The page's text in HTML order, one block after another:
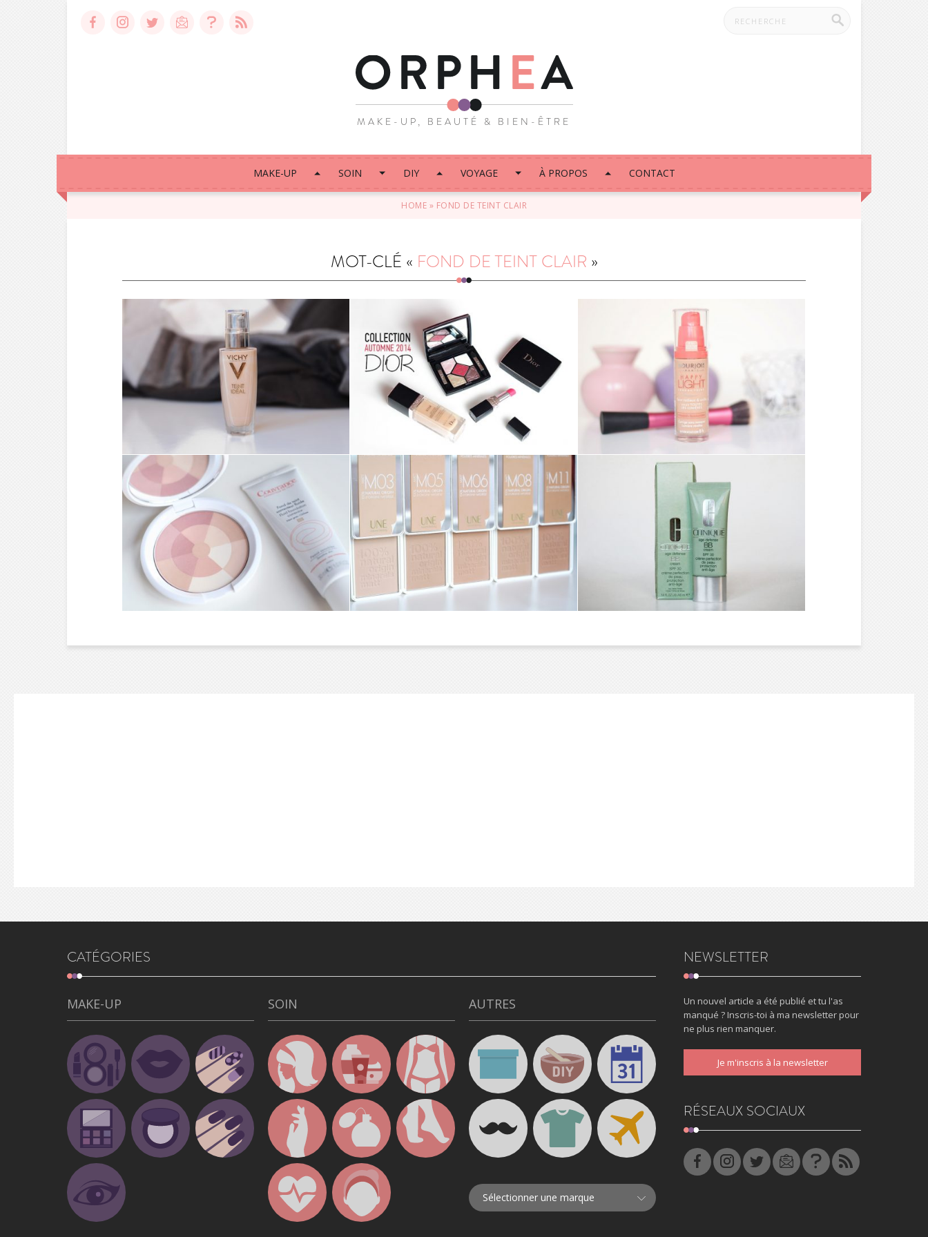
MAKE-UP, BEAUTÉ & BIEN-ÊTRE
MAKE-UP SOIN DIY VOYAGE À PROPOS CONTACT
HOME » FOND DE TEINT CLAIR
MOT-CLÉ « FOND DE TEINT CLAIR »
MAKE-UP ///
FOND DE TEINT
FLUIDE TEINT IDÉAL
N°15 – VICHY
MAKE-UP ///
COLLECTION
AUTOMNE 2014 /
MAKE-UP – DIOR
MAKE-UP ///
FOND DE TEINT
HAPPY LIGHT –
BOURJOIS
MAKE-UP ///
GAMME
COUVRANCE /
CORRECTEUR DE
TEINT – AVÈNE
MAKE-UP ///
FOND DE TEINT MAT
POUDRES
MAKE-UP ///
BB CREAM TEINTE
N°02 – CLINIQUE
CATÉGORIES
MAKE-UP SOIN AUTRES
NEWSLETTER
Un nouvel article a été publié et tu l'as
manqué ? Inscris-toi à ma newsletter pour
ne plus rien manquer.
Je m'inscris à la newsletter
RÉSEAUX SOCIAUX